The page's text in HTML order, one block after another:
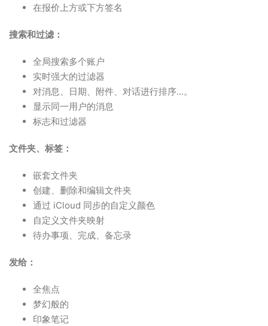
在报价上方或下方签名
搜索和过滤：
全局搜索多个账户
实时强大的过滤器
对消息、日期、附件、对话进行排序...。
显示同一用户的消息
标志和过滤器
文件夹、标签：
嵌套文件夹
创建、删除和编辑文件夹
通过 iCloud 同步的自定义颜色
自定义文件夹映射
待办事项、完成、备忘录
发给：
全焦点
梦幻般的
印象笔记